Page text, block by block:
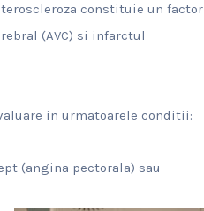
constituie un factor
(AVC) si infarctul
in urmatoarele conditii:
(angina pectorala) sau